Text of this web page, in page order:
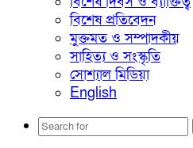
বিশেষ প্রতিবেদন
মুক্তমত ও সম্পাদকীয়
সাহিত্য ও সংস্কৃতি
সোশ্যাল মিডিয়া
English